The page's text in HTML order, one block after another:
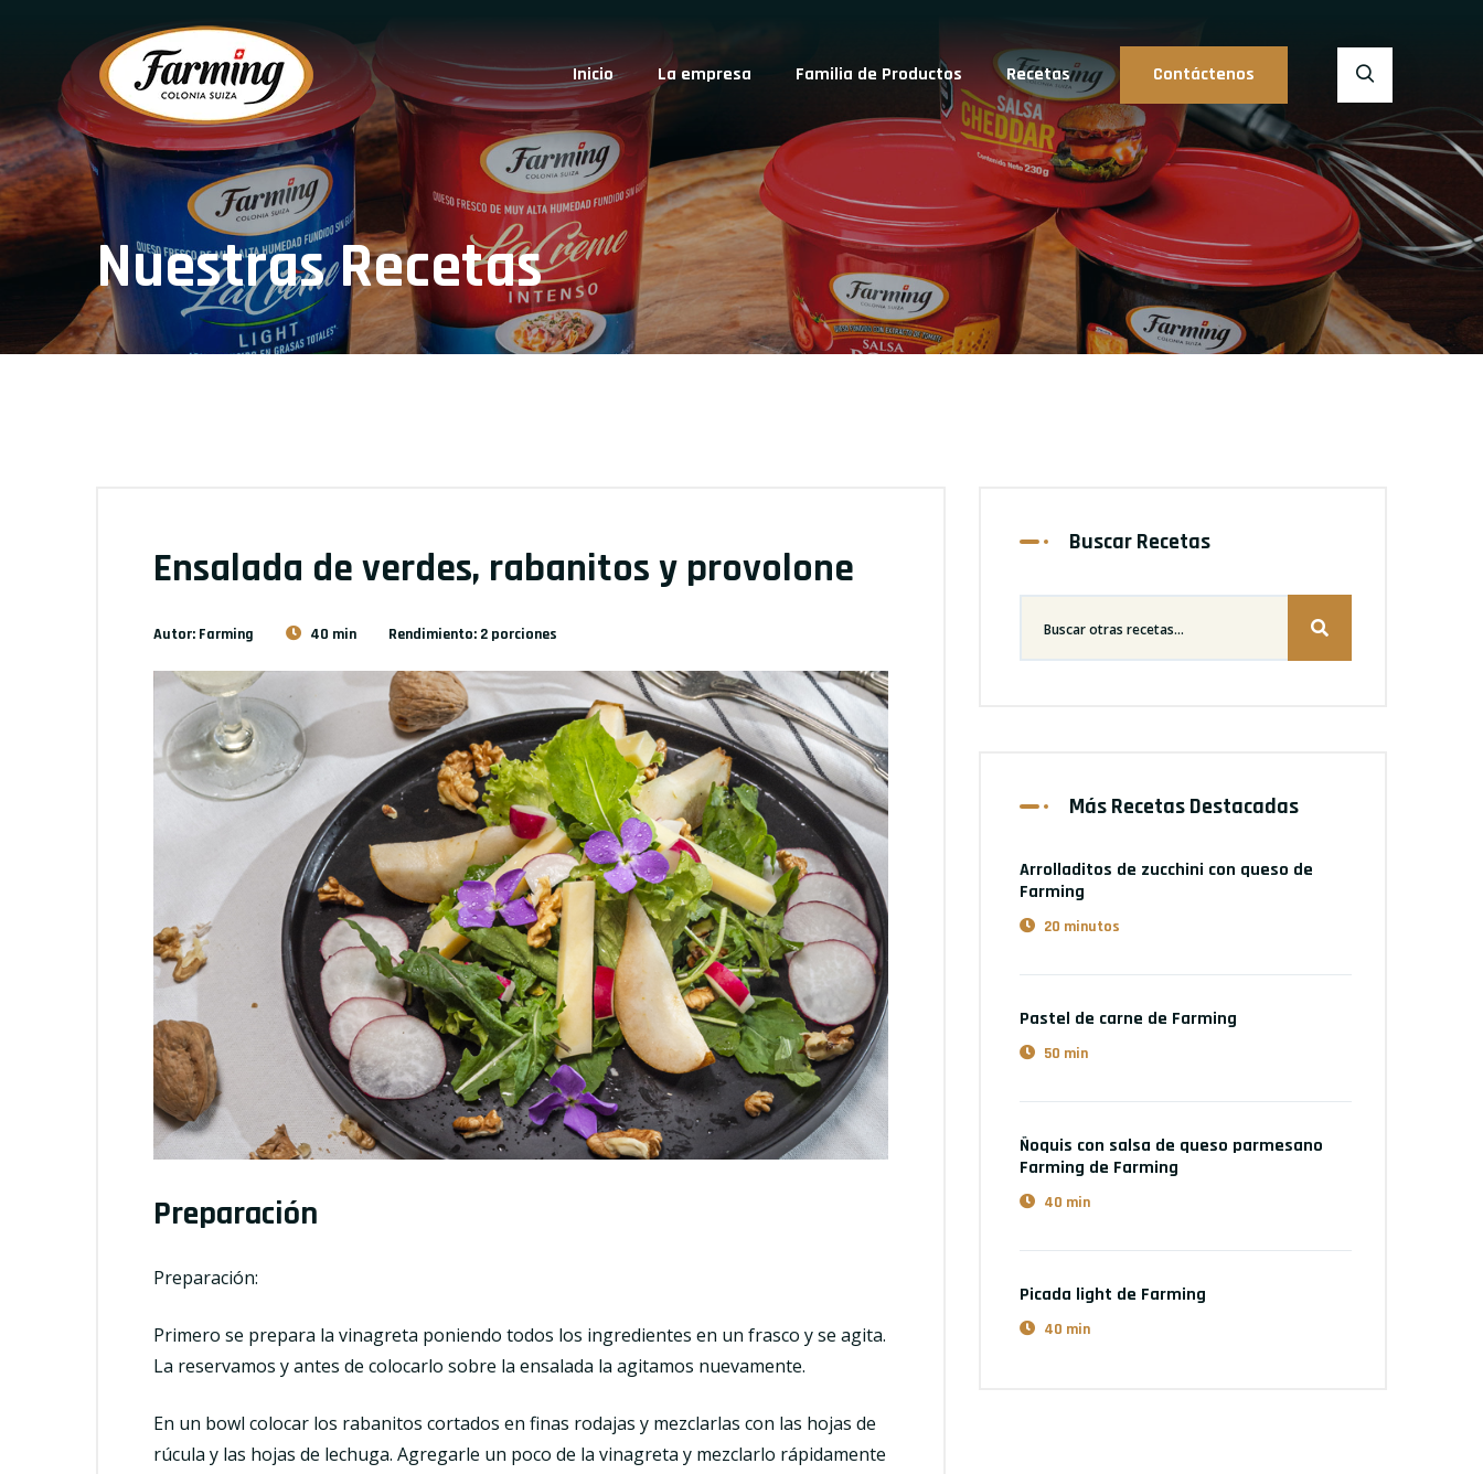
Inicio La empresa Familia de Productos Recetas Contáctenos
Nuestras Recetas
Ensalada de verdes, rabanitos y provolone
Autor: Farming 40 min Rendimiento: 2 porciones
Preparación
Preparación:
Primero se prepara la vinagreta poniendo todos los ingredientes en un frasco y se agita.
La reservamos y antes de colocarlo sobre la ensalada la agitamos nuevamente.
En un bowl colocar los rabanitos cortados en finas rodajas y mezclarlas con las hojas de
rúcula y las hojas de lechuga. Agregarle un poco de la vinagreta y mezclarlo rápidamente
Buscar Recetas
Más Recetas Destacadas
Arrolladitos de zucchini con queso de
Farming
20 minutos
Pastel de carne de Farming
50 min
Ñoquis con salsa de queso parmesano
Farming de Farming
40 min
Picada light de Farming
40 min